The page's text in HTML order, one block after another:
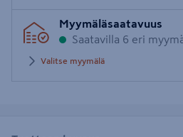
postinumero
Myymäläsaatavuus
Saatavilla 6 eri
Valitse myymälä